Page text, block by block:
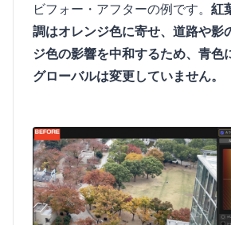
ビフォー・アフターの例です。 紅
調はオレンジ色に寄せ、道路や影
ジ色の影響を中和するため、青色
グローバルは変更していません。